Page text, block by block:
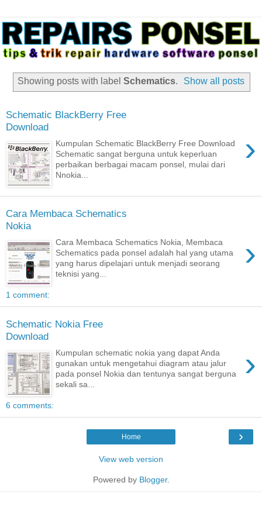
Showing posts with label Schematics. Show all posts
Schematic BlackBerry Free
Download
›
Kumpulan Schematic BlackBerry Free Download
Schematic sangat berguna untuk keperluan
perbaikan berbagai macam ponsel, mulai dari
Nnokia...
Cara Membaca Schematics
Nokia
›
Cara Membaca Schematics Nokia, Membaca
Schematics pada ponsel adalah hal yang utama
yang harus dipelajari untuk menjadi seorang
teknisi yang...
1 comment:
Schematic Nokia Free
Download
›
Kumpulan schematic nokia yang dapat Anda
gunakan untuk mengetahui diagram atau jalur
pada ponsel Nokia dan tentunya sangat berguna
sekali sa...
6 comments:
›
Home
View web version
Powered by Blogger.